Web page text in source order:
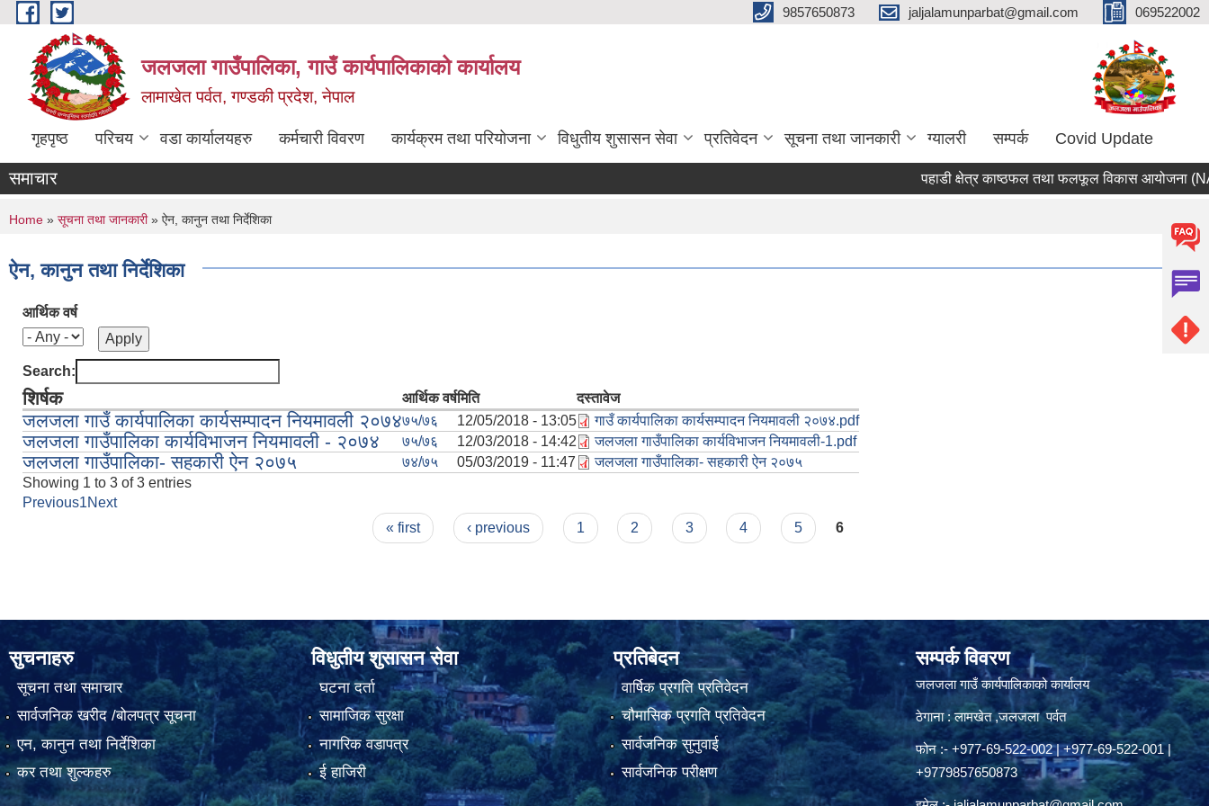
Skip to main content 9857650873 jaljalamunparbat@gmail.com 069522002
जलजला गाउँपालिका, गाउँ कार्यपालिकाको कार्यालय
लामाखेत पर्वत, गण्डकी प्रदेश, नेपाल
गृहपृष्ठ परिचय वडा कार्यालयहरु कर्मचारी विवरण कार्यक्रम तथा परियोजना विधुतीय शुसासन सेवा प्रतिवेदन सूचना तथा जानकारी ग्यालरी सम्पर्क Covid Update
समाचार पहाडी क्षेत्र काष्ठफल तथा फलफूल विकास आयोजना
You are here
Home » सूचना तथा जानकारी» ऐन, कानुन तथा निर्देशिका
ऐन, कानुन तथा निर्देशिका
आर्थिक वर्ष
Search:
शिर्षक आर्थिक वर्षमिति दस्तावेज
जलजला गाउँ कार्यपालिका कार्यसम्पादन नियमावली २०७४७५/७६ 12/05/2018 - 13:05 गाउँ कार्यपालिका कार्यसम्पादन नियमावली २०७४.pdf
जलजला गाउँपालिका कार्यविभाजन नियमावली - २०७४ ७५/७६ 12/03/2018 - 14:42 जलजला गाउँपालिका कार्यविभाजन नियमावली-1.pdf
जलजला गाउँपालिका- सहकारी ऐन २०७५ ७४/७५ 05/03/2019 - 11:47
जलजला गाउँपालिका- सहकारी ऐन २०७५
Showing 1 to 3 of 3 entries
Previous1Next
« first ‹ previous 1 2 3 4 5 6
सुचनाहरु
सूचना तथा समाचार
सार्वजनिक खरीद /बोलपत्र सूचना
एन, कानुन तथा निर्देशिका
कर तथा शुल्कहरु
विधुतीय शुसासन सेवा
घटना दर्ता
सामाजिक सुरक्षा
नागरिक वडापत्र
ई हाजिरी
प्रतिबेदन
वार्षिक प्रगति प्रतिवेदन
चौमासिक प्रगति प्रतिवेदन
सार्वजनिक सुनुवाई
सार्वजनिक परीक्षण
सम्पर्क विवरण
जलजला गाउँ कार्यपालिकाको कार्यालय
ठेगाना : लामखेत ,जलजला पर्वत
फोन :- +977-69-522-002 | +977-69-522-001 |
+9779857650873